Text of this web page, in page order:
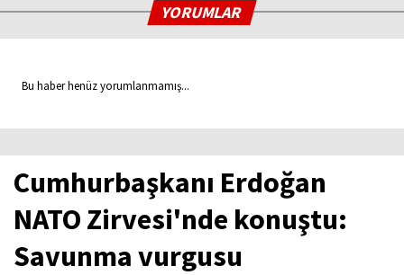
YORUMLAR
Bu haber henüz yorumlanmamış...
Cumhurbaşkanı Erdoğan
NATO Zirvesi'nde konuştu:
Savunma vurgusu